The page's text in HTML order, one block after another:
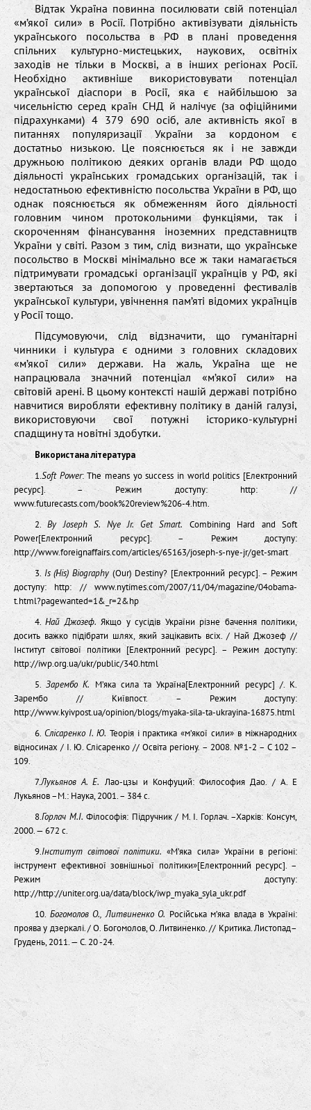
Відтак Україна повинна посилювати свій потенціал
«м’якої сили» в Росії. Потрібно активізувати діяльність
українського посольства в РФ в плані проведення
спільних культурно-мистецьких, наукових, освітніх
заходів не тільки в Москві, а в інших регіонах Росії.
Необхідно активніше використовувати потенціал
української діаспори в Росії, яка є найбільшою за
чисельністю серед країн СНД й налічує (за офіційними
підрахунками) 4 379 690 осіб, але активність якої в
питаннях популяризації України за кордоном є
достатньо низькою. Це пояснюється як і не завжди
дружньою політикою деяких органів влади РФ щодо
діяльності українських громадських організацій, так і
недостатньою ефективністю посольства України в РФ, що
однак пояснюється як обмеженням його діяльності
головним чином протокольними функціями, так і
скороченням фінансування іноземних представництв
України у світі. Разом з тим, слід визнати, що українське
посольство в Москві мінімально все ж таки намагається
підтримувати громадські організації українців у РФ, які
звертаються за допомогою у проведенні фестивалів
української культури, увічнення пам’яті відомих українців
у Росії тощо.
Підсумовуючи, слід відзначити, що гуманітарні
чинники і культура є одними з головних складових
«м’якої сили» держави. На жаль, Україна ще не
напрацювала значний потенціал «м’якої сили» на
світовій арені. В цьому контексті нашій державі потрібно
навчитися виробляти ефективну політику в даній галузі,
використовуючи свої потужні історико-культурні
спадщину та новітні здобутки.
Використана література
1.Soft Power: The means yo success in world politics [Електронний
ресурс]. – Режим доступу: http: //
www.futurecasts.com/book%20review%206-4.htm.
2.By Joseph S. Nye Jr. Get Smart. Combining Hard and Soft
Power[Електронний ресурс]. – Режим доступу:
http://www.foreignaffairs.com/articles/65163/joseph-s-nye-jr/get-smart
3. Is (His) Biography(Our) Destiny? [Електронний ресурс]. – Режим
доступу: http: // www.nytimes.com/2007/11/04/magazine/04obama-
t.html?pagewanted=1&_r=2&hp
4.Най Джозеф. Якщо у сусідів України різне бачення політики,
досить важко підібрати шлях, який зацікавить всіх. / Най Джозеф //
Інститут світової політики [Електронний ресурс]. – Режим доступу:
http://iwp.org.ua/ukr/public/340.html
5.Зарембо К. М’яка сила та Україна[Електронний ресурс] /. К.
Зарембо // Київпост. – Режим доступу:
http://www.kyivpost.ua/opinion/blogs/myaka-sila-ta-ukrayina-16875.html
6. Слісаренко І. Ю. Теорія і практика «м’якої сили» в міжнародних
відносинах / І. Ю. Слісаренко // Освіта регіону. – 2008. №1-2 – С 102 –
109.
7.Лукьянов А. Е. Лао-цзы и Конфуций: Философия Дао. / А. Е
Лукьянов –М.: Наука, 2001. – 384 с.
8.Горлач М.І. Філософія: Підручник / М. І. Горлач. –Харків: Консум,
2000. — 672 с.
9.Інститут світової політики.«М’яка сила» України в регіоні:
інструмент ефективної зовнішньої політики»[Електронний ресурс]. –
Режим доступу:
http://http://uniter.org.ua/data/block/iwp_myaka_syla_ukr.pdf
10. Богомолов О., Литвиненко О.Російська м’яка влада в Україні:
проява у дзеркалі. / О. Богомолов, О. Литвиненко. // Критика. Листопад–
Грудень, 2011. — С. 20 -24.